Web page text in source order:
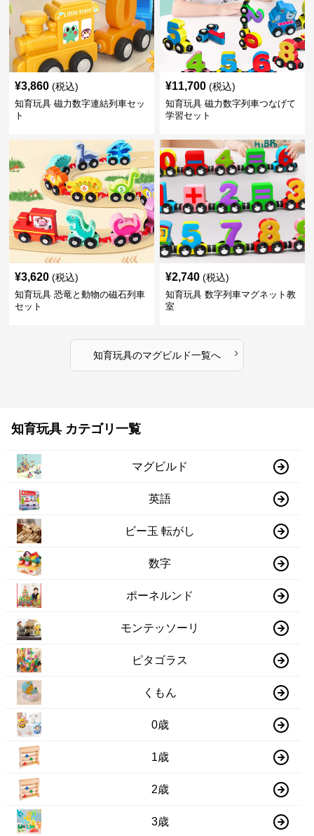
¥3,860 (税込)
知育玩具 磁力数字連結列車セッ
ト
¥11,700 (税込)
知育玩具 磁力数字列車つなげて
学習セット
¥3,620 (税込)
知育玩具 恐竜と動物の磁石列車
セット
¥2,740 (税込)
知育玩具 数字列車マグネット教
室
知育玩具のマグビルド一覧へ ›
知育玩具 カテゴリ一覧
マグビルド
英語
ビー玉 転がし
数字
ポーネルンド
モンテッソーリ
ピタゴラス
くもん
0歳
1歳
2歳
3歳